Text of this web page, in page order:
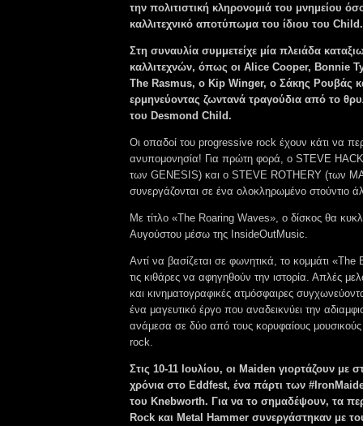
την πολιτιστική κληρονομιά του μνημείου
καλλιτεχνικό αποτύπωμα του ίδιου του Child.
Στη συναυλία συμμετείχε μία πλειάδα
καλλιτεχνών, όπως οι Alice Cooper, Bonnie
The Rasmus, ο Kip Winger, ο Σάκης Ρουβάς
ερμηνεύοντας ζωντανά τραγούδια από το
του Desmond Child.
Οι οπαδοί του progressive rock έχουν κάτι να
ανυπομονησία! Για πρώτη φορά, ο STEVE
των GENESIS) και ο STEVE ROTHERY (των
συνεργάζονται σε ένα ολοκληρωμένο στούντιο
Με τίτλο «The Roaring Waves», ο δίσκος θα
Αυγούστου μέσω της InsideOutMusic.
Αντί να βασίζεται σε φωνητικά, το κομμάτι
τις κιθάρες να αφηγηθούν την ιστορία. Απλές
και κινηματογραφικές ατμόσφαιρες
ένα μαγευτικό έργο που αναδεικνύει την
ανάμεσα σε δύο από τους κορυφαίους
rock.
Στις 10-11 Ιουλίου, οι Maiden γιορτάζουν με
χρόνια στο Eddfest, ένα πάρτι των
του Knebworth. Για να το σημαδέψουν, τα
Rock και Metal Hammer συνεργάστηκαν με